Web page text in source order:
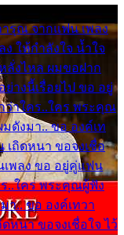
รุณ จากแฟน เพลง
ให้กำลังใจ น้ำใจ
ลั่งไหล ผมขอฝาก
ย่างนี้เรื่อยไป ขอ อยู่
ว่าใคร..ใคร พระคุณ
ดังมา.. ขอ องค์เท
ถิดหนา ขอจงเชื่อ
เพลง ขอ อยู่คู่แฟน
ร..ใคร พระคุณผู้ฟัง
า.. ขอ องค์เทวา
หนา ขอจงเชื่อใจ ไว้